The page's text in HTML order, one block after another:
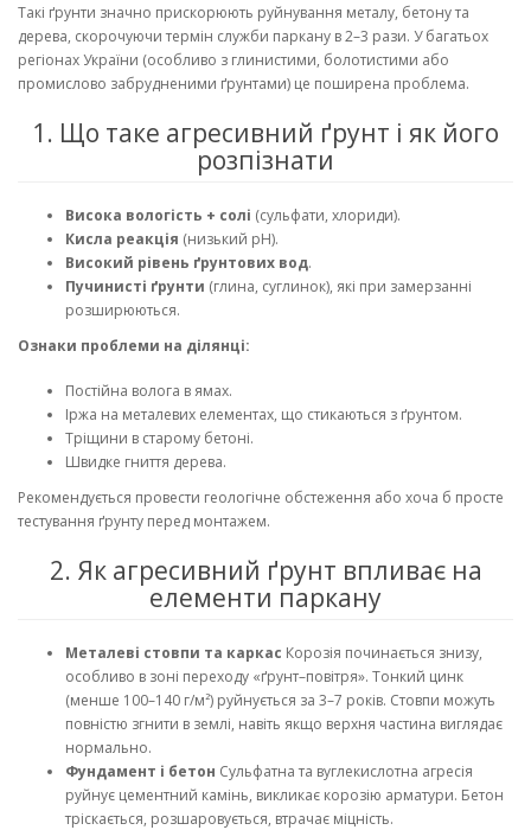
Такі ґрунти значно прискорюють руйнування металу, бетону та
дерева, скорочуючи термін служби паркану в 2–3 рази. У багатьох
регіонах України (особливо з глинистими, болотистими або
промислово забрудненими ґрунтами) це поширена проблема.
1. Що таке агресивний ґрунт і як його
розпізнати
Висока вологість + солі (сульфати, хлориди).
Кисла реакція (низький pH).
Високий рівень ґрунтових вод.
Пучинисті ґрунти (глина, суглинок), які при замерзанні
розширюються.
Ознаки проблеми на ділянці:
Постійна волога в ямах.
Іржа на металевих елементах, що стикаються з ґрунтом.
Тріщини в старому бетоні.
Швидке гниття дерева.
Рекомендується провести геологічне обстеження або хоча б просте
тестування ґрунту перед монтажем.
2. Як агресивний ґрунт впливає на
елементи паркану
Металеві стовпи та каркас Корозія починається знизу,
особливо в зоні переходу «ґрунт–повітря». Тонкий цинк
(менше 100–140 г/м²) руйнується за 3–7 років. Стовпи можуть
повністю згнити в землі, навіть якщо верхня частина виглядає
нормально.
Фундамент і бетон Сульфатна та вуглекислотна агресія
руйнує цементний камінь, викликає корозію арматури. Бетон
тріскається, розшаровується, втрачає міцність.